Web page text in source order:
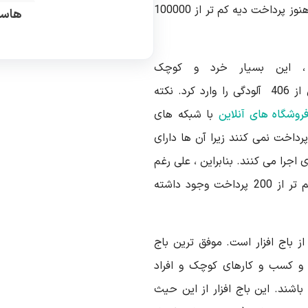
تلکام اسپانیا و شرکت های گاز را مورد حمله قرار داد. هنوز پرداخت دیه کم تر از 100000
، این بسیار خرد و کوچک
است. کریپتووال خسارت 325 میلیون دلار را با بیش از 406 آلودگی را وارد کرد. نکته
های آنلاین با شبکه های
نمی کنند زیرا آن ها دارای
اجرا می کنند. بنابراین ، علی رغم
بیش از 200000 آلودگی و حمله در سرتاسر دنیا ، کم تر از 200 پرداخت وجود داشته
باج افزار است. موفق ترین باج
و کسب و کارهای کوچک و افراد
این باج افزار از این حیث